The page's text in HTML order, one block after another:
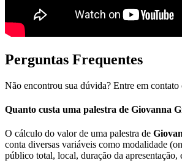
Perguntas Frequentes
Não encontrou sua dúvida? Entre em contato
Quanto custa uma palestra de Giovanna
O cálculo do valor de uma palestra de
conta diversas variáveis como modalidade
público total, local, duração da apresentação,